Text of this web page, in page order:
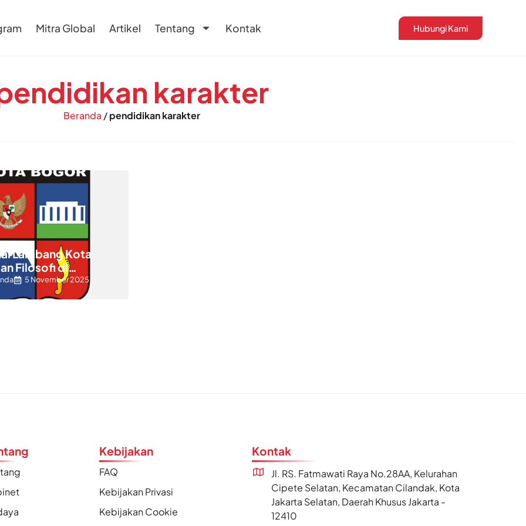
Mitra Global Artikel Tentang Kontak Hubungi Kami
karakter
Beranda /pendidikan karakter
Lambang Kota
Filosofi di
5 November 2025
Kebijakan
FAQ
Kebijakan Privasi
Kebijakan Cookie
Kontak
Jl. RS. Fatmawati Raya No.28AA, Kelurahan
Cipete Selatan, Kecamatan Cilandak, Kota
Jakarta Selatan, Daerah Khusus Jakarta -
12410